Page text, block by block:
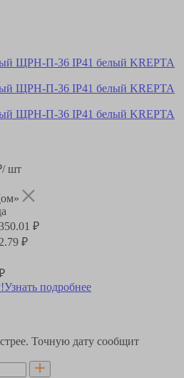
шт
₽
₽
Узнать подробнее
Точную дату сообщит